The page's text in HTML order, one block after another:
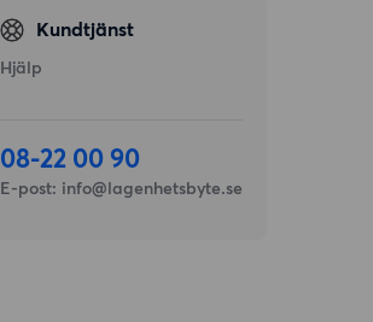
Kundtjänst
Hjälp
08-22 00 90
E-post: info@lagenhetsbyte.se